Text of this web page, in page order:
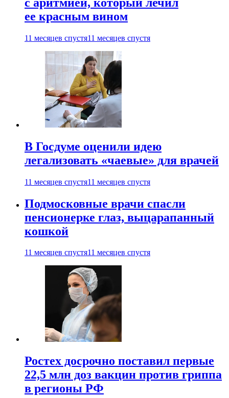
ее красным вином
11 месяцев спустя11 месяцев спустя
В Госдуме оценили идею
легализовать «чаевые» для врачей
11 месяцев спустя11 месяцев спустя
Подмосковные врачи спасли
пенсионерке глаз, выцарапанный
кошкой
11 месяцев спустя11 месяцев спустя
Ростех досрочно поставил первые
22,5 млн доз вакцин против гриппа
в регионы РФ